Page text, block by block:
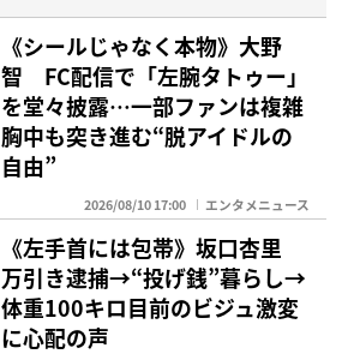
《シールじゃなく本物》大野
智 FC配信で「左腕タトゥー」
を堂々披露…一部ファンは複雑
胸中も突き進む“脱アイドルの
自由”
2026/08/10 17:00 エンタメニュース
《左手首には包帯》坂口杏里
万引き逮捕→“投げ銭”暮らし→
体重100キロ目前のビジュ激変
に心配の声